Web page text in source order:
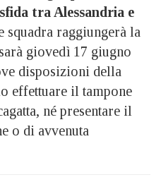
sfida tra Alessandria e
squadra raggiungerà la
giovedì 17 giugno
disposizioni della
effettuare il tampone
né presentare il
o di avvenuta